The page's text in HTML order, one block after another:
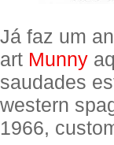
Já faz um
art Munny
saudades
western
1966,